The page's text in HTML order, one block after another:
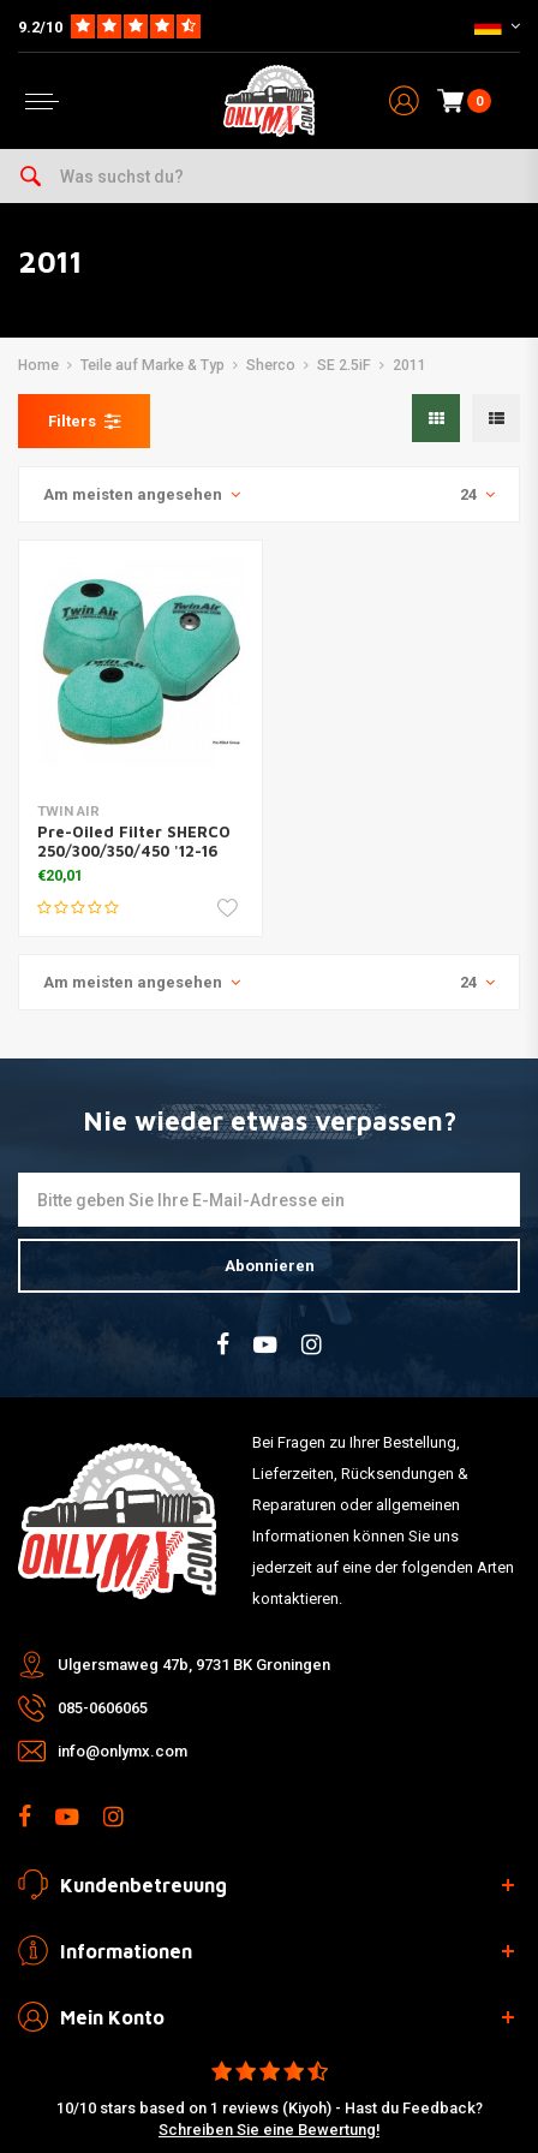
9.2/10
0
2011
Home Teile auf Marke & Typ Sherco SE 2.5iF 2011
Filters
Am meisten angesehen 24
TWIN AIR
Pre-Oiled Filter SHERCO
250/300/350/450 '12-16
€20,01
Am meisten angesehen 24
Nie wieder etwas verpassen?
Abonnieren
Bei Fragen zu Ihrer Bestellung,
Lieferzeiten, Rücksendungen &
Reparaturen oder allgemeinen
Informationen können Sie uns
jederzeit auf eine der folgenden Arten
kontaktieren.
Ulgersmaweg 47b, 9731 BK Groningen
085-0606065
info@onlymx.com
Kundenbetreuung
Informationen
Mein Konto
10/10 stars based on 1 reviews (Kiyoh) - Hast du Feedback?
Schreiben Sie eine Bewertung!